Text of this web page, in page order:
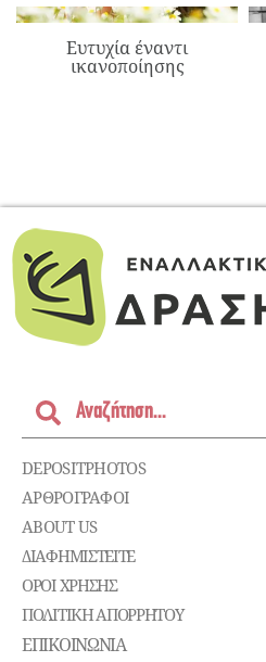
Ευτυχία έναντι
ικανοποίησης
DEPOSITPHOTOS
ΑΡΘΡΟΓΡΑΦΟΙ
ABOUT US
ΔΙΑΦΗΜΙΣΤΕΊΤΕ
ΌΡΟΙ ΧΡΉΣΗΣ
ΠΟΛΙΤΙΚΉ ΑΠΟΡΡΉΤΟΥ
ΕΠΙΚΟΙΝΩΝΊΑ